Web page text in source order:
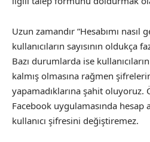
Uzun zamandır “Hesabımı nasıl
kullanıcıların sayısının
Bazı durumlarda ise
kalmış olmasına rağmen
yapamadıklarına şahit oluyoruz.
Facebook uygulamasında hesap
kullanıcı şifresini değiştiremez.